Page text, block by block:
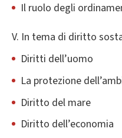
Il ruolo degli
V. In tema di diritto
Diritti dell’uomo
La protezione
Diritto del mare
Diritto dell’economia